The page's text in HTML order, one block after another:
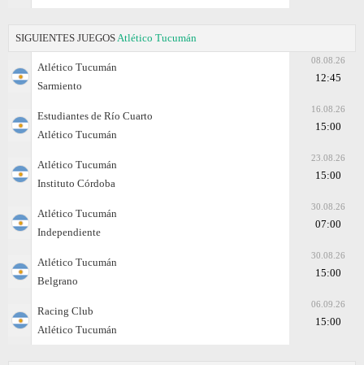
SIGUIENTES JUEGOS Atlético Tucumán
Atlético Tucumán
Sarmiento
08.08.26
12:45
Estudiantes de Río Cuarto
Atlético Tucumán
16.08.26
15:00
Atlético Tucumán
Instituto Córdoba
23.08.26
15:00
Atlético Tucumán
Independiente
30.08.26
07:00
Atlético Tucumán
Belgrano
30.08.26
15:00
Racing Club
Atlético Tucumán
06.09.26
15:00